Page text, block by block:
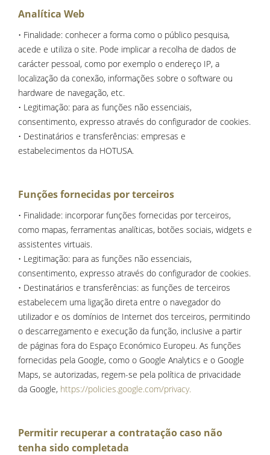
Analítica Web
• Finalidade: conhecer a forma como o público pesquisa,
acede e utiliza o site. Pode implicar a recolha de dados de
carácter pessoal, como por exemplo o endereço IP, a
localização da conexão, informações sobre o software ou
hardware de navegação, etc.
• Legitimação: para as funções não essenciais,
consentimento, expresso através do configurador de cookies.
• Destinatários e transferências: empresas e
estabelecimentos da HOTUSA.
Funções fornecidas por terceiros
• Finalidade: incorporar funções fornecidas por terceiros,
como mapas, ferramentas analíticas, botões sociais, widgets e
assistentes virtuais.
• Legitimação: para as funções não essenciais,
consentimento, expresso através do configurador de cookies.
• Destinatários e transferências: as funções de terceiros
estabelecem uma ligação direta entre o navegador do
utilizador e os domínios de Internet dos terceiros, permitindo
o descarregamento e execução da função, inclusive a partir
de páginas fora do Espaço Económico Europeu. As funções
fornecidas pela Google, como o Google Analytics e o Google
Maps, se autorizadas, regem-se pela política de privacidade
da Google, https://policies.google.com/privacy.
Permitir recuperar a contratação caso não
tenha sido completada